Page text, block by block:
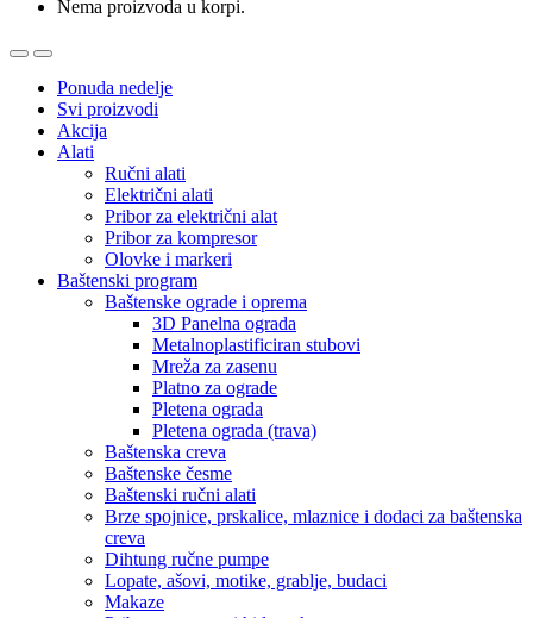
Nema proizvoda u korpi.
Ponuda nedelje
Svi proizvodi
Akcija
Alati
Ručni alati
Električni alati
Pribor za električni alat
Pribor za kompresor
Olovke i markeri
Baštenski program
Baštenske ograde i oprema
3D Panelna ograda
Metalnoplastificiran stubovi
Mreža za zasenu
Platno za ograde
Pletena ograda
Pletena ograda (trava)
Baštenska creva
Baštenske česme
Baštenski ručni alati
Brze spojnice, prskalice, mlaznice i dodaci za baštenska
creva
Dihtung ručne pumpe
Lopate, ašovi, motike, grablje, budaci
Makaze